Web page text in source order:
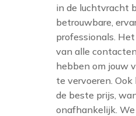
in de luchtvracht
betrouwbare,
professionals.
van alle
hebben om jouw
te vervoeren.
de beste prijs,
onafhankelijk.